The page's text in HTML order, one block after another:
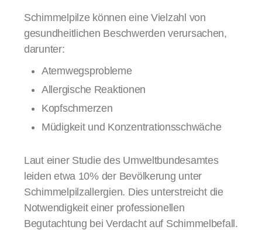
Schimmelpilze können eine Vielzahl von
gesundheitlichen Beschwerden verursachen,
darunter:
Atemwegsprobleme
Allergische Reaktionen
Kopfschmerzen
Müdigkeit und Konzentrationsschwäche
Laut einer Studie des Umweltbundesamtes
leiden etwa 10% der Bevölkerung unter
Schimmelpilzallergien. Dies unterstreicht die
Notwendigkeit einer professionellen
Begutachtung bei Verdacht auf Schimmelbefall.